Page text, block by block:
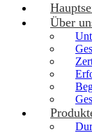
Über